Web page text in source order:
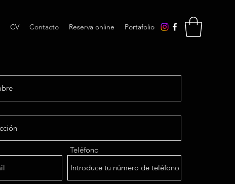
CV Contacto Reserva online Portafolio
Teléfono